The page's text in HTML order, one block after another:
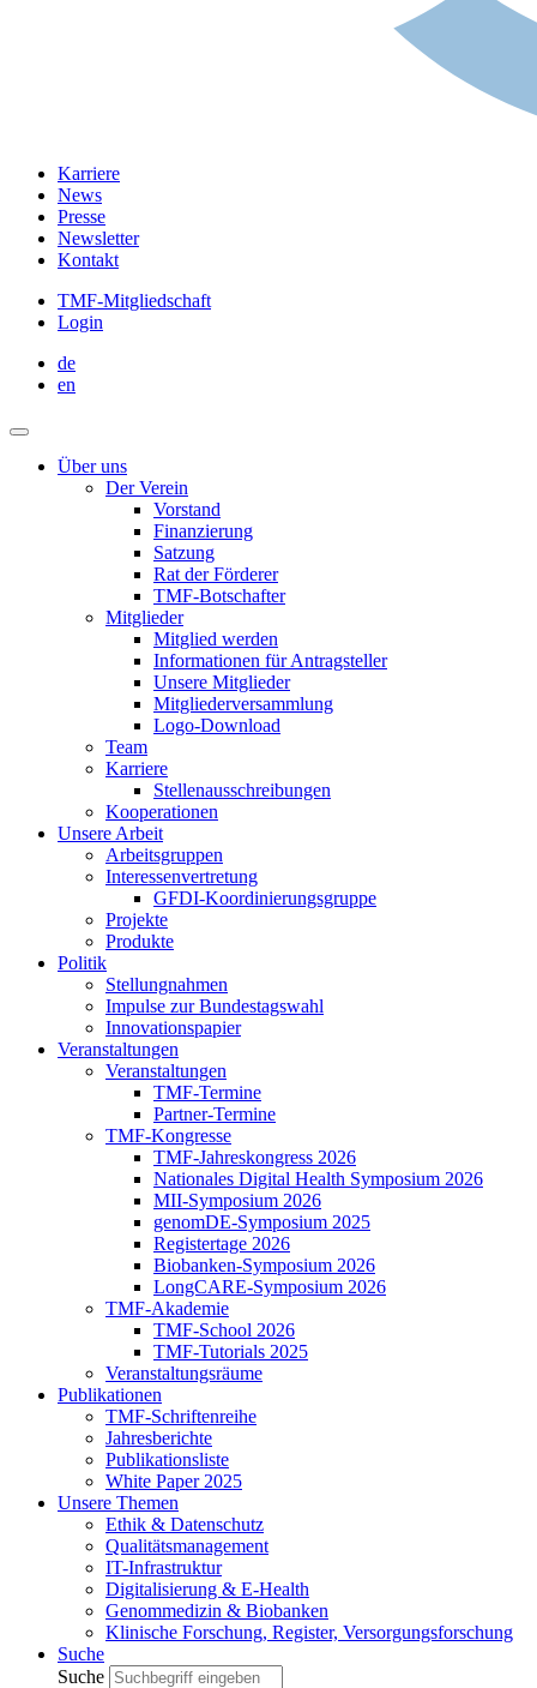
Karriere
News
Presse
Newsletter
Kontakt
TMF-Mitgliedschaft
Login
de
en
Über uns
Der Verein
Vorstand
Finanzierung
Satzung
Rat der Förderer
TMF-Botschafter
Mitglieder
Mitglied werden
Informationen für Antragsteller
Unsere Mitglieder
Mitgliederversammlung
Logo-Download
Team
Karriere
Stellenausschreibungen
Kooperationen
Unsere Arbeit
Arbeitsgruppen
Interessenvertretung
GFDI-Koordinierungsgruppe
Projekte
Produkte
Politik
Stellungnahmen
Impulse zur Bundestagswahl
Innovationspapier
Veranstaltungen
Veranstaltungen
TMF-Termine
Partner-Termine
TMF-Kongresse
TMF-Jahreskongress 2026
Nationales Digital Health Symposium 2026
MII-Symposium 2026
genomDE-Symposium 2025
Registertage 2026
Biobanken-Symposium 2026
LongCARE-Symposium 2026
TMF-Akademie
TMF-School 2026
TMF-Tutorials 2025
Veranstaltungsräume
Publikationen
TMF-Schriftenreihe
Jahresberichte
Publikationsliste
White Paper 2025
Unsere Themen
Ethik & Datenschutz
Qualitätsmanagement
IT-Infrastruktur
Digitalisierung & E-Health
Genommedizin & Biobanken
Klinische Forschung, Register, Versorgungsforschung
Suche
Suche